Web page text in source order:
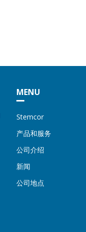
MENU
Stemcor
产品和服务
公司介绍
新闻
公司地点